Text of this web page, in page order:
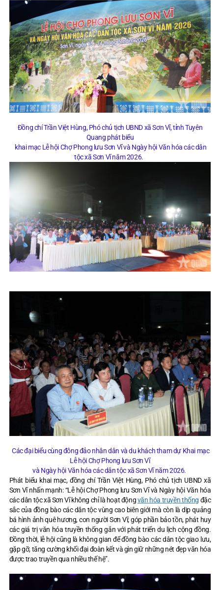
Đồng chí Trần Việt Hùng, Phó chủ tịch UBND xã Sơn Vĩ, tỉnh Tuyên
Quang phát biểu
khai mạc Lễ hội Chợ Phong lưu Sơn Vĩ và Ngày hội Văn hóa các dân
tộc xã Sơn Vĩ năm 2026.
Các đại biểu cùng đông đảo nhân dân và du khách tham dự Khai mạc
Lễ hội Chợ Phong lưu Sơn Vĩ
và Ngày hội Văn hóa các dân tộc xã Sơn Vĩ năm 2026.
Phát biểu khai mạc, đồng chí Trần Việt Hùng, Phó chủ tịch UBND xã
Sơn Vĩ nhấn mạnh: “Lễ hội Chợ Phong lưu Sơn Vĩ và Ngày hội Văn hóa
các dân tộc xã Sơn Vĩ không chỉ là hoạt độngvăn hóa truyền thống đặc
sắc của đồng bào các dân tộc vùng cao biên giới mà còn là dịp quảng
bá hình ảnh quê hương, con người Sơn Vĩ; góp phần bảo tồn, phát huy
các giá trị văn hóa truyền thống gắn với phát triển du lịch cộng đồng.
Đồng thời, lễ hội cũng là không gian để đồng bào các dân tộc giao lưu,
gặp gỡ, tăng cường khối đại đoàn kết và gìn giữ những nét đẹp văn hóa
được trao truyền qua nhiều thế hệ”.